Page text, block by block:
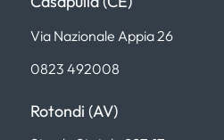
Via Nazionale Appia 26
0823 492008
Rotondi (AV)